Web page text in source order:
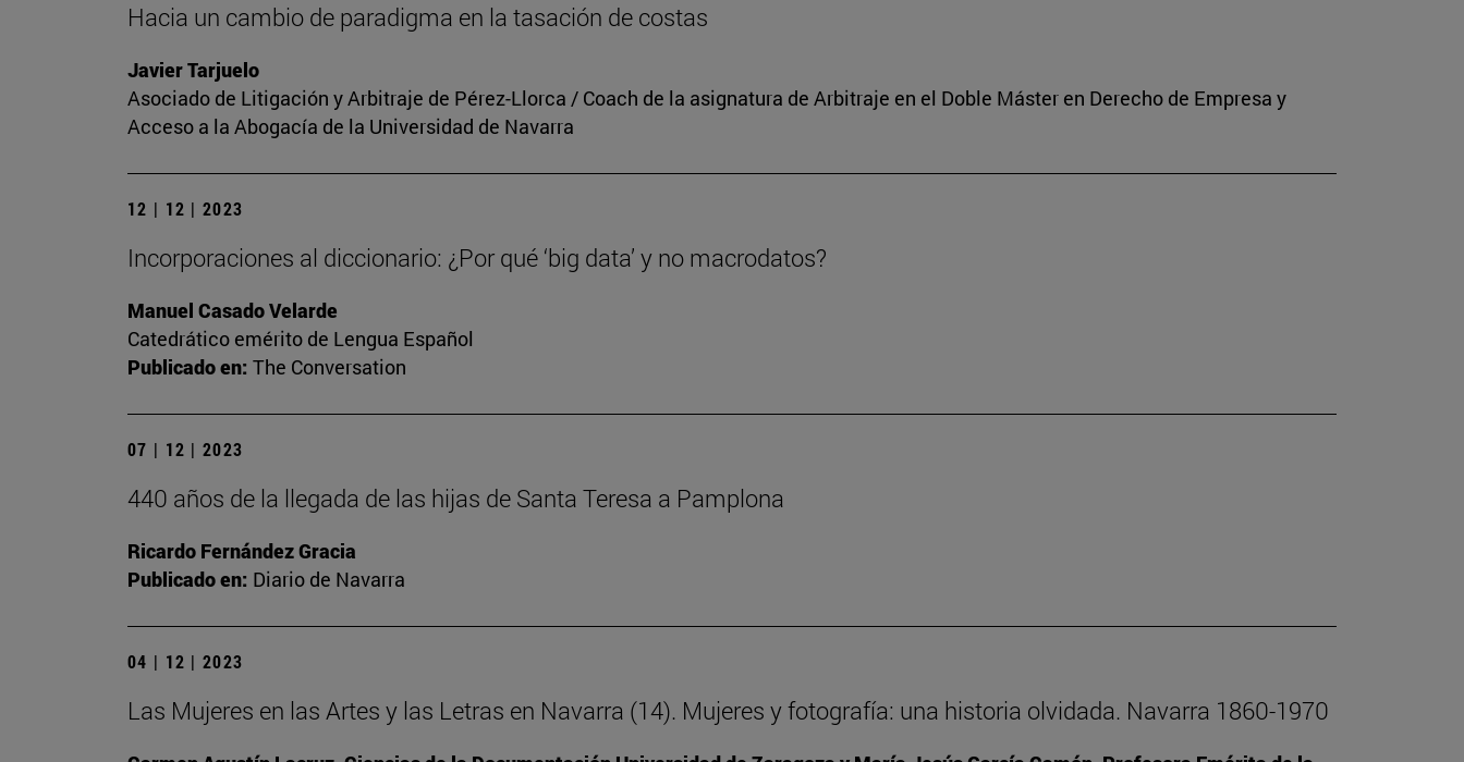
Hacia un cambio de paradigma en la tasación de costas
Javier Tarjuelo
Asociado de Litigación y Arbitraje de Pérez-Llorca / Coach de la asignatura de Arbitraje en el Doble Máster en Derecho de Empresa y
Acceso a la Abogacía de la Universidad de Navarra
12 | 12 | 2023
Incorporaciones al diccionario: ¿Por qué ‘big data’ y no macrodatos?
Manuel Casado Velarde
Catedrático emérito de Lengua Español
Publicado en: The Conversation
07 | 12 | 2023
440 años de la llegada de las hijas de Santa Teresa a Pamplona
Ricardo Fernández Gracia
Publicado en: Diario de Navarra
04 | 12 | 2023
Las Mujeres en las Artes y las Letras en Navarra (14). Mujeres y fotografía: una historia olvidada. Navarra 1860-1970